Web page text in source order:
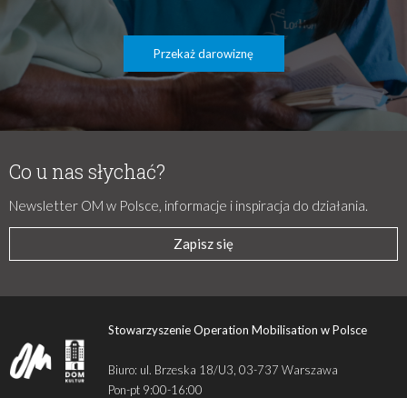
Przekaż darowiznę
Co u nas słychać?
Newsletter OM w Polsce, informacje i inspiracja do działania.
Zapisz się
Stowarzyszenie Operation Mobilisation w Polsce
Biuro: ul. Brzeska 18/U3, 03-737 Warszawa
Pon-pt 9:00-16:00